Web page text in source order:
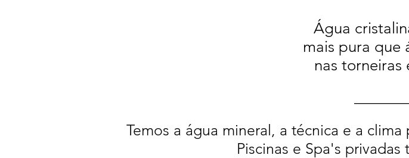
Água
mais pura que
nas torneiras
Temos a água mineral, a técnica e a
Piscinas e Spa's